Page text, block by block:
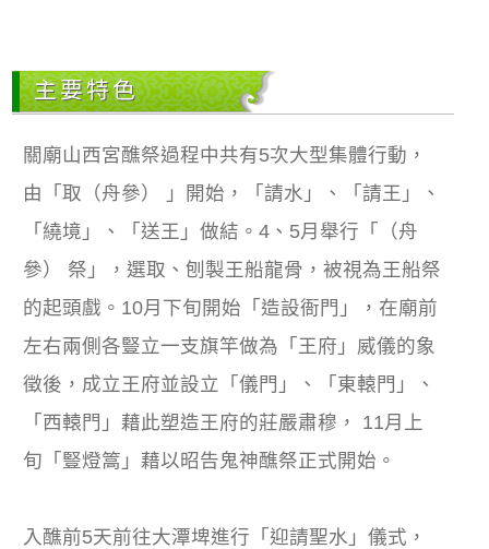
主要特色
關廟山西宮醮祭過程中共有5次大型集體行動，
由「取（舟參） 」開始，「請水」、「請王」、
「繞境」、「送王」做結。4、5月舉行「（舟
參） 祭」，選取、刨製王船龍骨，被視為王船祭
的起頭戲。10月下旬開始「造設衙門」，在廟前
左右兩側各豎立一支旗竿做為「王府」威儀的象
徵後，成立王府並設立「儀門」、「東轅門」、
「西轅門」藉此塑造王府的莊嚴肅穆， 11月上
旬「豎燈篙」藉以昭告鬼神醮祭正式開始。
入醮前5天前往大潭埤進行「迎請聖水」儀式，